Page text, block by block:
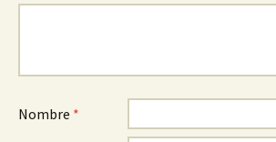
Nombre *